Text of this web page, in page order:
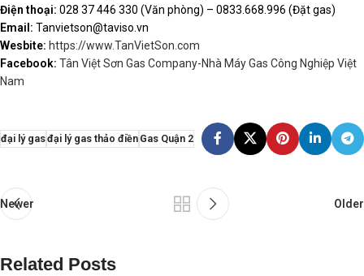
Điện thoại: 028 37 446 330 (Văn phòng) – 0833.668.996 (Đặt gas)
Email: Tanvietson@taviso.vn
Wesbite: https://www.TanVietSon.com
Facebook: Tân Việt Sơn Gas Company-Nhà Máy Gas Công Nghiệp Việt
Nam
đại lý gasđại lý gas thảo điềnGas Quận 2
Newer Older
Related Posts